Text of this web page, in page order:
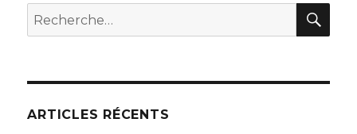
Recherche
pour
ARTICLES RÉCENTS